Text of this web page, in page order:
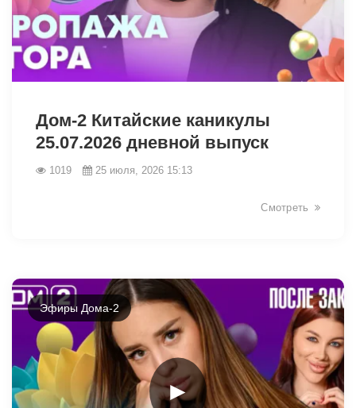
Дом-2 Китайские каникулы
25.07.2026 дневной выпуск
1019 25 июля, 2026 15:13
Смотреть
►
Эфиры Дома-2